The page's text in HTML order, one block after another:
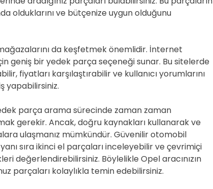
olduklarını ve bütçenize uygun olduğunu
da keşfetmek önemlidir. İnternet
geniş bir yedek parça seçeneği sunar. Bu sitelerde
fiyatları karşılaştırabilir ve kullanıcı yorumlarını
yapabilirsiniz.
parça arama sürecinde zaman zaman
gerekir. Ancak, doğru kaynakları kullanarak ve
ulaşmanız mümkündür. Güvenilir otomobil
sıra ikinci el parçaları inceleyebilir ve çevrimiçi
değerlendirebilirsiniz. Böylelikle Opel aracınızın
parçaları kolaylıkla temin edebilirsiniz.